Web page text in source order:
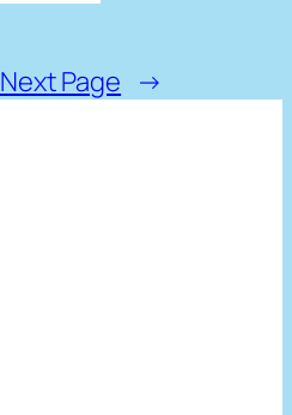
Next Page →